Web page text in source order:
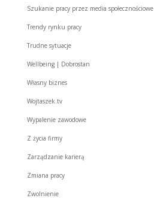
Szukanie pracy przez media społecznościowe
Trendy rynku pracy
Trudne sytuacje
Wellbeing | Dobrostan
Własny biznes
Wojtaszek.tv
Wypalenie zawodowe
Z życia firmy
Zarządzanie karierą
Zmiana pracy
Zwolnienie